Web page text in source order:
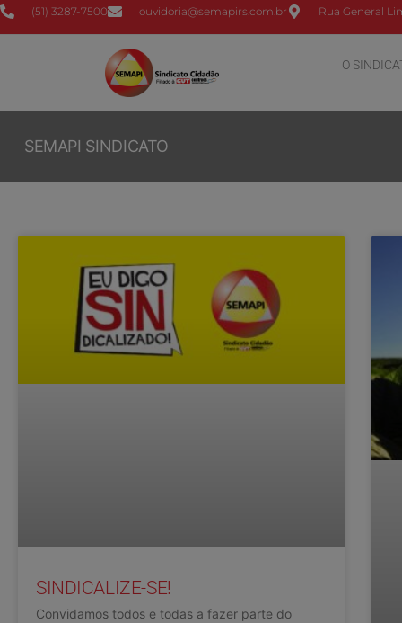
(51) 3287-7500 ouvidoria@semapirs.com.br Rua General
O
SEMAPI SINDICATO
SINDICALIZE-SE!
Convidamos todos e todas a fazer parte do